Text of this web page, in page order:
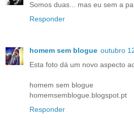
Somos duas... mas eu sem a
Responder
homem sem blogue outubro
Esta foto dá um novo aspecto
homem sem blogue
homemsemblogue.blogspot.pt
Responder